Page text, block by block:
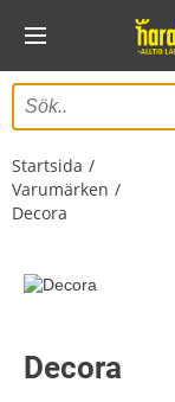
Startsida
Varumärken
Decora
Decora